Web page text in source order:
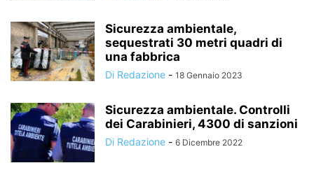
Sicurezza ambientale,
sequestrati 30 metri quadri di
una fabbrica
Di Redazione - 18 Gennaio 2023
Sicurezza ambientale. Controlli
dei Carabinieri, 4300 di sanzioni
Di Redazione - 6 Dicembre 2022